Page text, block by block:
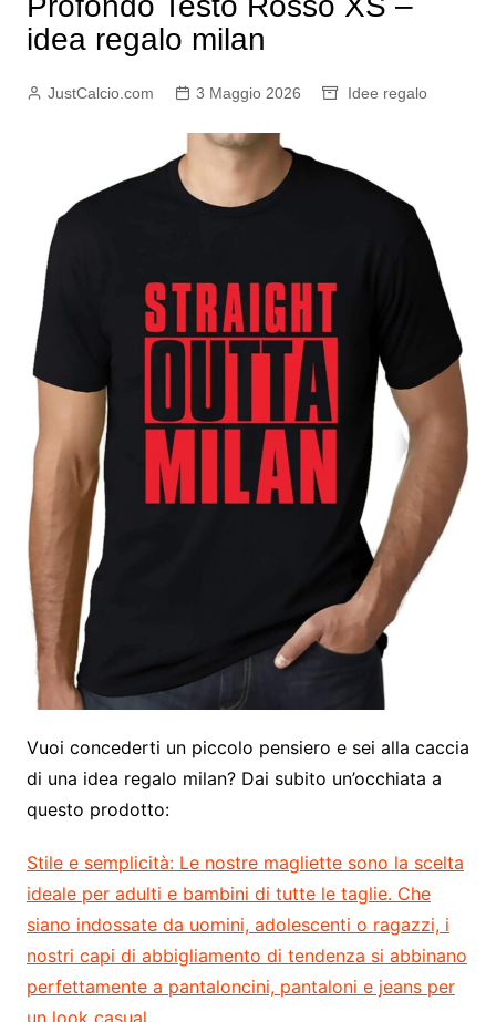
idea regalo milan
JustCalcio.com 3 Maggio 2026 Idee regalo
Vuoi concederti un piccolo pensiero e sei alla caccia
di una idea regalo milan? Dai subito un’occhiata a
questo prodotto:
Stile e semplicità:Le nostre magliette sono la scelta
ideale per adulti e bambini di tutte le taglie. Che
siano indossate da uomini, adolescenti o ragazzi, i
nostri capi di abbigliamento di tendenza si abbinano
perfettamente a pantaloncini, pantaloni e jeans per
un look casual.